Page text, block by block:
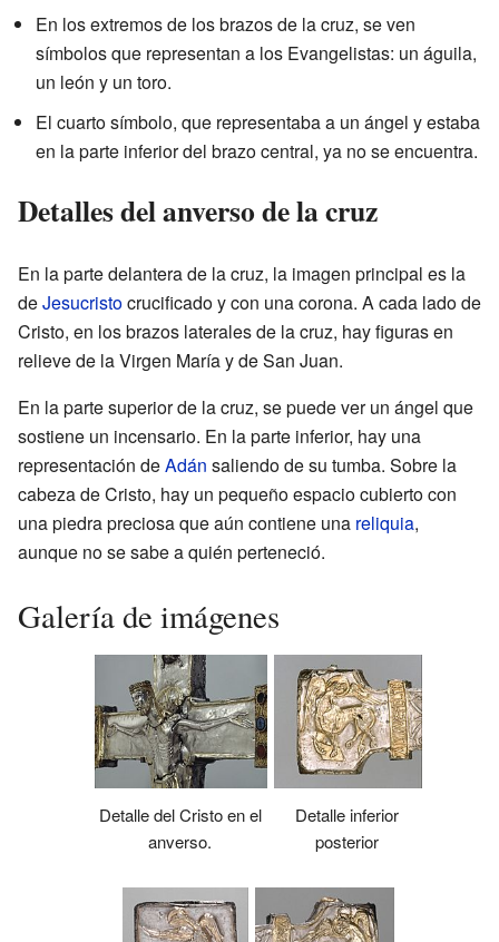
En los extremos de los brazos de la cruz, se ven
símbolos que representan a los Evangelistas: un águila,
un león y un toro.
El cuarto símbolo, que representaba a un ángel y estaba
en la parte inferior del brazo central, ya no se encuentra.
Detalles del anverso de la cruz
En la parte delantera de la cruz, la imagen principal es la
deJesucristocrucificado y con una corona. A cada lado de
Cristo, en los brazos laterales de la cruz, hay figuras en
relieve de la Virgen María y de San Juan.
En la parte superior de la cruz, se puede ver un ángel que
sostiene un incensario. En la parte inferior, hay una
representación deAdán saliendo de su tumba. Sobre la
cabeza de Cristo, hay un pequeño espacio cubierto con
una piedra preciosa que aún contiene una reliquia,
aunque no se sabe a quién perteneció.
Galería de imágenes
Detalle del Cristo en el
anverso.
Detalle inferior
posterior